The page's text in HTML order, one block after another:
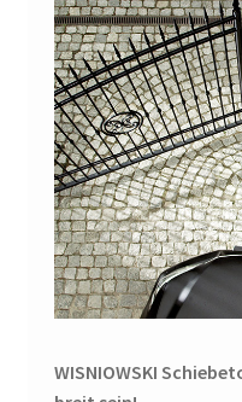
WISNIOWSKI